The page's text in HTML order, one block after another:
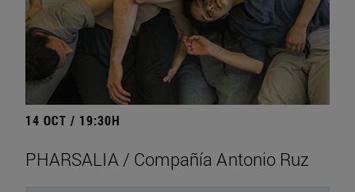
14 OCT / 19:30H
PHARSALIA / Compañía Antonio Ruz